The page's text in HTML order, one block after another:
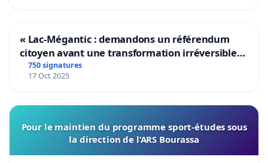
« Lac-Mégantic : demandons un référendum
citoyen avant une transformation irréversible
de notre territoire »
750 signatures
17 Oct 2025
Pour le maintien du programme sport-études sous
la direction de l’ARS Bourassa